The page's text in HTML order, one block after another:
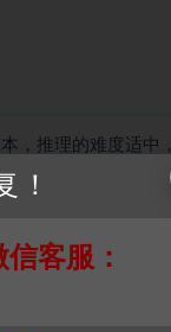
，推理的难度适中，
!任何人访问、浏
！
客服：